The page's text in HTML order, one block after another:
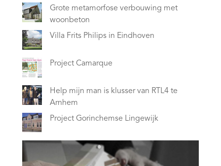
Grote metamorfose verbouwing met
woonbeton
Villa Frits Philips in Eindhoven
Project Camarque
Help mijn man is klusser van RTL4 te
Arnhem
Project Gorinchemse Lingewijk